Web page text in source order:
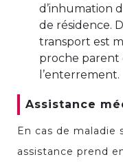
d’inhumation
de résidence.
transport est
proche parent
l’enterrement.
Assistance
En cas de maladie
assistance prend